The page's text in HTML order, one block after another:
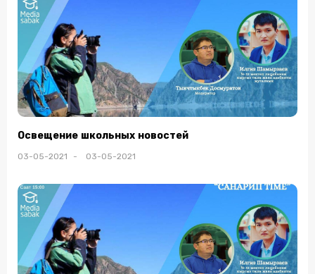
Освещение школьных новостей
03-05-2021 - 03-05-2021